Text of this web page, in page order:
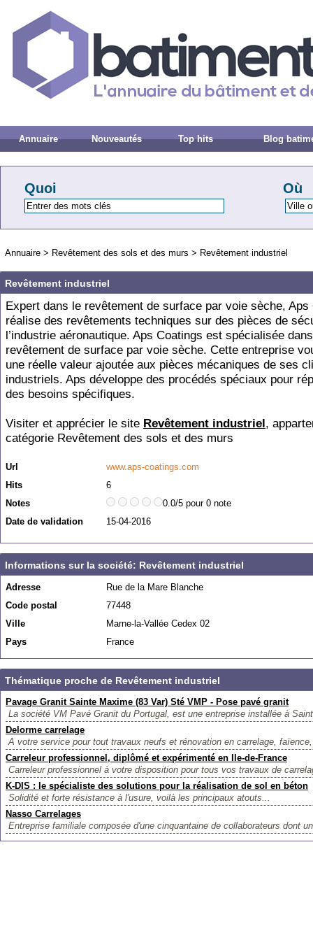
Annuaire Nouveautés Top hits Blog
Quoi Où
Annuaire > Revêtement des sols et des murs > Revêtement industriel
Revêtement industriel
Expert dans le revêtement de surface par voie sèche, Aps
réalise des revêtements techniques sur des pièces de
l’industrie aéronautique. Aps Coatings est spécialisée
revêtement de surface par voie sèche. Cette entreprise
une réelle valeur ajoutée aux pièces mécaniques de ses
industriels. Aps développe des procédés spéciaux pour
des besoins spécifiques.
Visiter et apprécier le site Revêtement industriel,
catégorie Revêtement des sols et des murs
Url
www.aps-coatings.com
Hits
6
Notes
0.0/5 pour 0 note
Date de validation
15-04-2016
Informations sur la société: Revêtement industriel
Adresse
Rue de la Mare Blanche
Code postal
77448
Ville
Marne-la-Vallée Cedex 02
Pays
France
Thématique proche de Revêtement industriel
Pavage Granit Sainte Maxime (83 Var) Sté VMP - Pose pavé granit
La société VM Pavé Granit du Portugal, est une entreprise installée à
Delorme carrelage
A votre service pour tout travaux neufs et rénovation en carrelage,
Carreleur professionnel, diplômé et expérimenté en Ile-de-France
Carreleur professionnel à votre disposition pour tous vos travaux de
K-DIS : le spécialiste des solutions pour la réalisation de sol en béton
Solidité et forte résistance à l'usure, voilà les principaux atouts...
Nasso Carrelages
Entreprise familiale composée d'une cinquantaine de collaborateurs dont